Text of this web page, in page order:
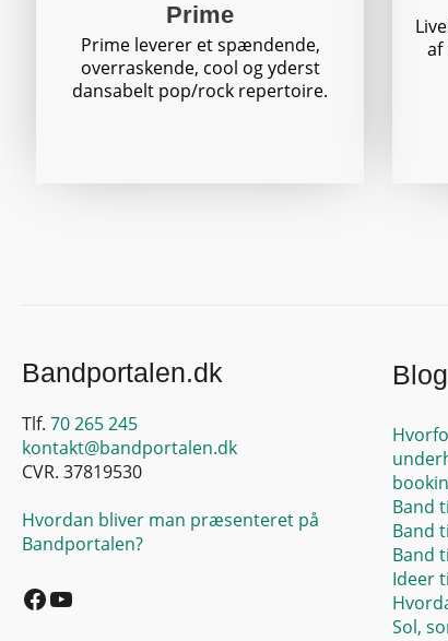
Prime
Prime leverer et spændende,
overraskende, cool og yderst
dansabelt pop/rock repertoire.
af
Bandportalen.dk
Tlf. 70 265 245
kontakt@bandportalen.dk
CVR. 37819530
Hvordan bliver man præsenteret på
Bandportalen?
Facebook
Blog
Band
Band
Band
Ideer
Sol,